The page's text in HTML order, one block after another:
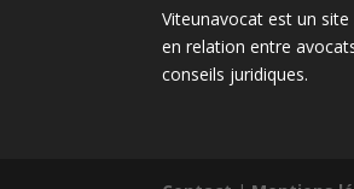
Viteunavocat est un
en relation entre
conseils juridiques.